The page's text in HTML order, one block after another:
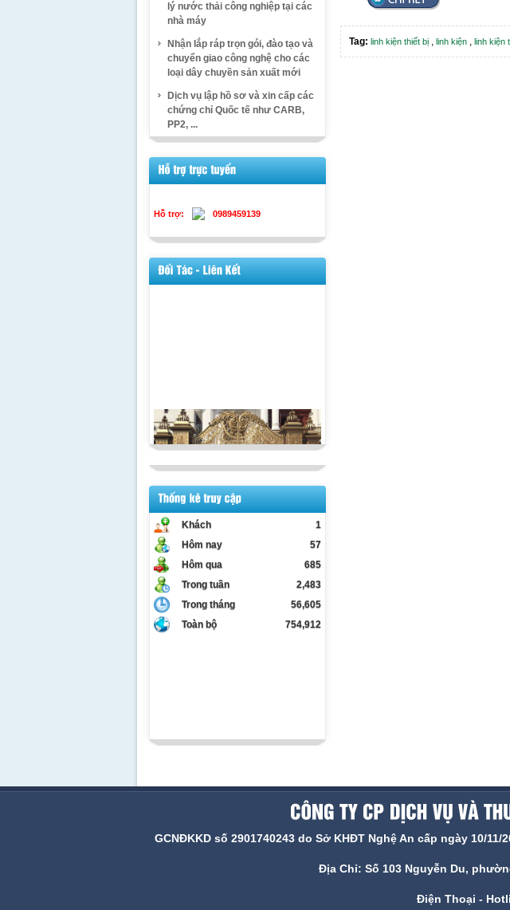
lý nước thải công nghiệp tại các
nhà máy
Nhận lắp ráp trọn gói, đào tạo và
chuyển giao công nghệ cho các
loại dây chuyền sản xuất mới
Dịch vụ lập hồ sơ và xin cấp các
chứng chỉ Quốc tế như CARB,
PP2, ...
Hỗ trợ: 0989459139
Khách
1
Hôm nay
57
Hôm qua
685
Trong tuần
2,483
Trong tháng
56,605
Toàn bộ
754,912
Tag: linh kiện thiết bị , linh kiện , linh kiện
GCNĐKKD số 2901740243 do Sở KHĐT Nghệ An cấp ngày 10/
Địa Chỉ: Số 103 Nguyễn Du,
Điện Thoại -